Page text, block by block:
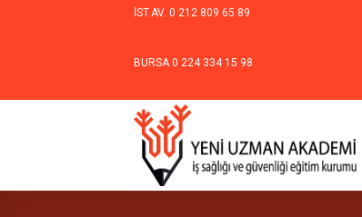
İST.AV. 0 212 809 65 89
BURSA0 224 334 15 98